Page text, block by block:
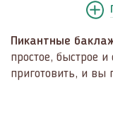
Пикантные
простое, быстрое
приготовить, и вы